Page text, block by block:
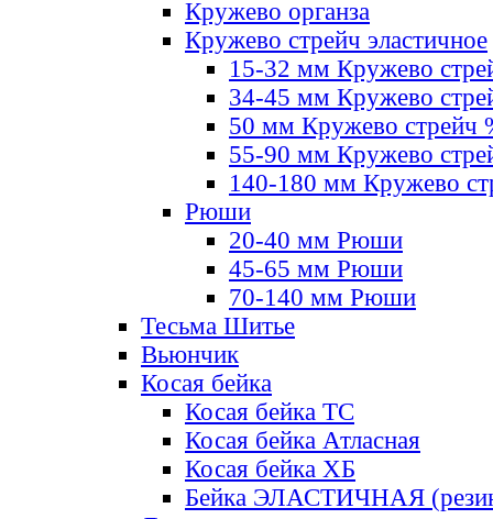
Кружево органза
Кружево стрейч эластичное
15-32 мм Кружево
34-45 мм Кружево
50 мм Кружево стрейч
55-90 мм Кружево
140-180 мм Кружево
Рюши
20-40 мм Рюши
45-65 мм Рюши
70-140 мм Рюши
Тесьма Шитье
Вьюнчик
Косая бейка
Косая бейка ТС
Косая бейка Атласная
Косая бейка ХБ
Бейка ЭЛАСТИЧНАЯ